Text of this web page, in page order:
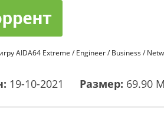
AIDA64 Extreme / Engineer / Business /
19-10-2021 Размер: 69.90